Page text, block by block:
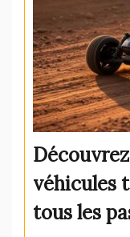
véhicules
tous les